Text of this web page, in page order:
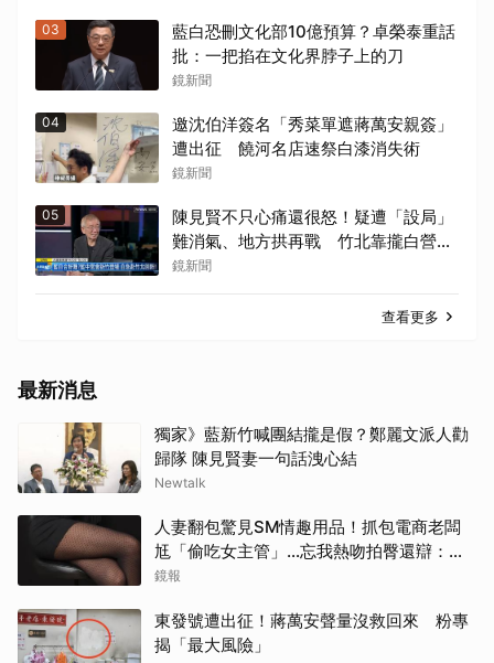
03
藍白恐刪文化部10億預算？卓榮泰重話
批：一把掐在文化界脖子上的刀
鏡新聞
04
邀沈伯洋簽名「秀菜單遮蔣萬安親簽」
遭出征 饒河名店速祭白漆消失術
鏡新聞
05
陳見賢不只心痛還很怒！疑遭「設局」
難消氣、地方拱再戰 竹北靠攏白營留
懸念
鏡新聞
查看更多
最新消息
獨家》藍新竹喊團結攏是假？鄭麗文派人勸
歸隊 陳見賢妻一句話洩心結
Newtalk
人妻翻包驚見SM情趣用品！抓包電商老闆
尪「偷吃女主管」…忘我熱吻拍臀還辯：只
是朋友
鏡報
東發號遭出征！蔣萬安聲量沒救回來 粉專
揭「最大風險」